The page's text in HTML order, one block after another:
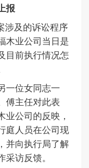
报
涉及的诉讼程序
木业公司当日是
目前执行情况怎
一位女同志一
傅主任对此表
业公司的反映，
庭人员在公司现
并向执行局了解
访反馈。